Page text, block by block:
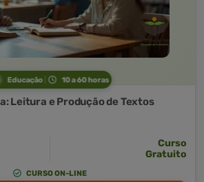
Educação 10 a 60 horas
Leitura e Produção de Textos
Curso
Gratuito
CURSO ON-LINE